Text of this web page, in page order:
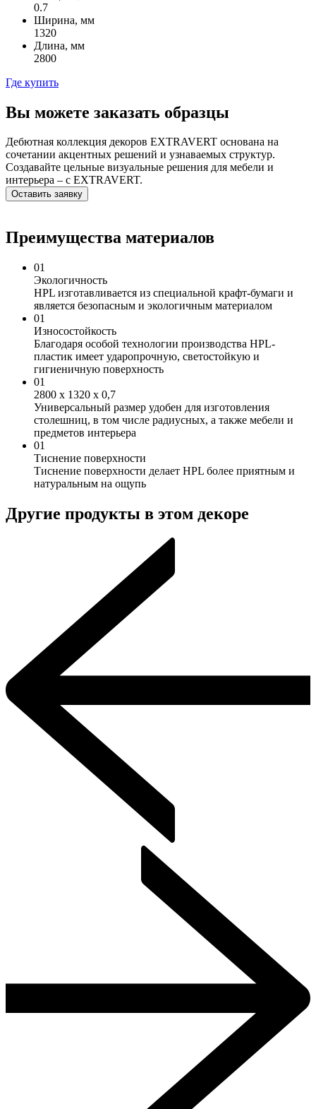
0.7
Ширина, мм
1320
Длина, мм
2800
Где купить
Вы можете заказать образцы
Дебютная коллекция декоров EXTRAVERT основана на
сочетании акцентных решений и узнаваемых структур.
Создавайте цельные визуальные решения для мебели и
интерьера – с EXTRAVERT.
Оставить заявку
Преимущества материалов
01
Экологичность
HPL изготавливается из специальной крафт-бумаги и
является безопасным и экологичным материалом
01
Износостойкость
Благодаря особой технологии производства HPL-
пластик имеет ударопрочную, светостойкую и
гигиеничную поверхность
01
2800 х 1320 х 0,7
Универсальный размер удобен для изготовления
столешниц, в том числе радиусных, а также мебели и
предметов интерьера
01
Тиснение поверхности
Тиснение поверхности делает HPL более приятным и
натуральным на ощупь
Другие продукты в этом декоре